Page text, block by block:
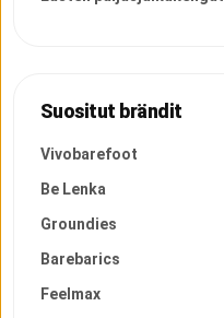
Suositut brändit
Vivobarefoot
Be Lenka
Groundies
Barebarics
Feelmax